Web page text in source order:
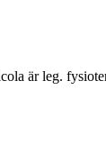
är leg.